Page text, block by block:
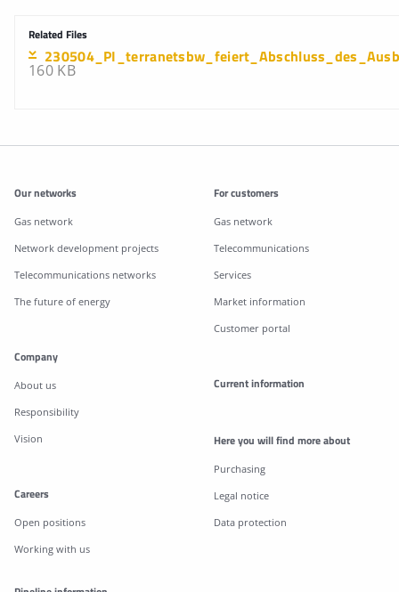
Related Files
160 KB
Additonal information
Our networks
Gas network
Network development projects
Telecommunications networks
The future of energy
For customers
Gas network
Telecommunications
Services
Market information
Customer portal
Company
About us
Responsibility
Vision
Careers
Open positions
Working with us
Current information
Here you will find more about
Purchasing
Legal notice
Data protection